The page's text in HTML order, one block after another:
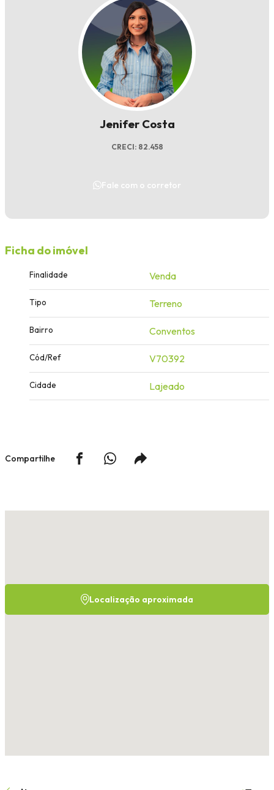
Jenifer Costa
CRECI: 82.458
Fale com o corretor
Ficha do imóvel
Finalidade Venda
Tipo Terreno
Bairro Conventos
Cód/Ref V70392
Cidade Lajeado
Compartilhe
Localização aproximada